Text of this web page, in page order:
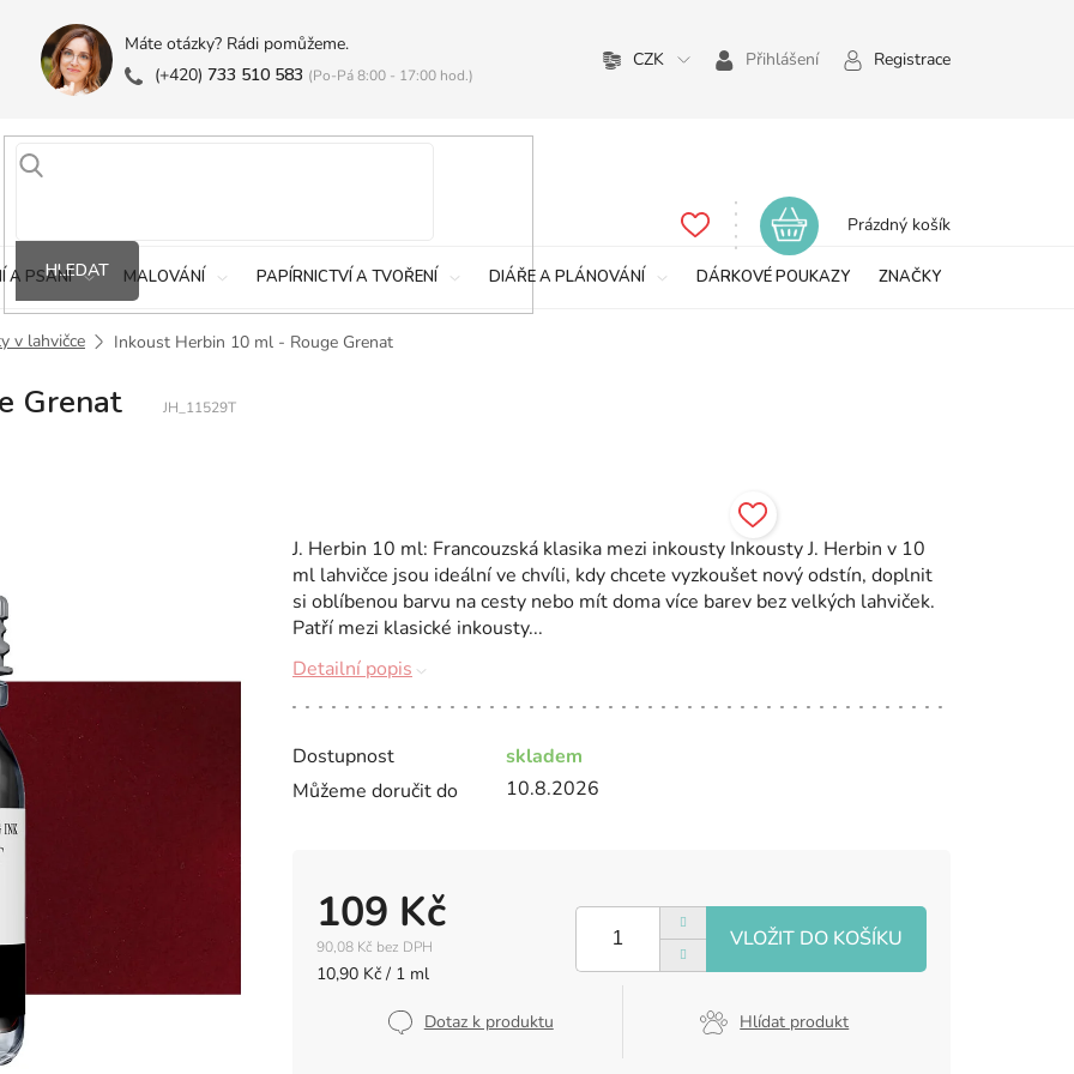
Máte otázky? Rádi pomůžeme.
(+420) 733 510 583 (Po-Pá 8:00 - 17:00 hod.)
CZK Přihlášení Registrace
HLEDAT
Nákupní
Prázdný košík
A PSANÍ MALOVÁNÍ PAPÍRNICTVÍ A TVOŘENÍ DIÁŘE A PLÁNOVÁNÍ DÁRKOVÉ POUKAZY ZNAČKY
v lahvičce Inkoust Herbin 10 ml - Rouge Grenat
Grenat JH_11529T
Dostupnost
skladem
Můžeme doručit do
10.8.2026
109 Kč
90,08 Kč bez DPH
Měrná
10,90 Kč / 1 ml
Dotaz k produktu Hlídat produkt
J. Herbin 10 ml: Francouzská klasika mezi inkousty Inkousty J. Herbin v 10
ml lahvičce jsou ideální ve chvíli, kdy chcete vyzkoušet nový odstín, doplnit
si oblíbenou barvu na cesty nebo mít doma více barev bez velkých lahviček.
Patří mezi klasické inkousty...
Detailní popis